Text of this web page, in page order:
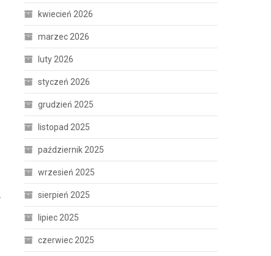
kwiecień 2026
marzec 2026
luty 2026
styczeń 2026
grudzień 2025
listopad 2025
październik 2025
wrzesień 2025
sierpień 2025
lipiec 2025
czerwiec 2025